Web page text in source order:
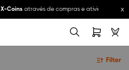
X-Coinsatravés de compras e atividades dax
Filter